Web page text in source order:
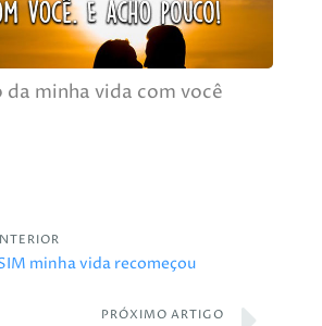
da minha vida com você
minha vida recomeçou
PRÓXIMO ARTIGO